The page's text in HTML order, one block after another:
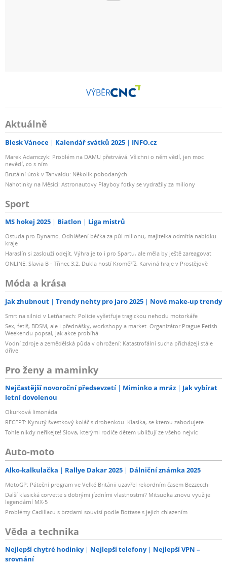
VÝBĚR
Aktuálně
Blesk Vánoce Kalendář svátků 2025 INFO.cz
Marek Adamczyk: Problém na DAMU přetrvává. Všichni o něm vědí, jen moc
nevědí, co s ním
Brutální útok v Tanvaldu: Několik pobodaných
Nahotinky na Měsíci: Astronautovy Playboy fotky se vydražily za miliony
Sport
MS hokej 2025 Biatlon Liga mistrů
Ostuda pro Dynamo. Odhlášení béčka za půl milionu, majitelka odmítla nabídku
kraje
Haraslín si zaslouží odejít. Výhra je to i pro Spartu, ale měla by ještě zareagovat
ONLINE: Slavia B - Třinec 3:2. Dukla hostí Kroměříž, Karviná hraje v Prostějově
Móda a krása
Jak zhubnout Trendy nehty pro jaro 2025 Nové make-up trendy
Smrt na silnici v Letňanech: Policie vyšetřuje tragickou nehodu motorkáře
Sex, fetiš, BDSM, ale i přednášky, workshopy a market. Organizátor Prague Fetish
Weekendu popsal, jak akce probíhá
Vodní zdroje a zemědělská půda v ohrožení: Katastrofální sucha přicházejí stále
dříve
Pro ženy a maminky
Nejčastější novoroční předsevzetí Miminko a mráz
Jak vybírat
letní dovolenou
Okurková limonáda
RECEPT: Kynutý švestkový koláč s drobenkou. Klasika, se kterou zabodujete
Tohle nikdy neříkejte! Slova, kterými rodiče dětem ubližují ze všeho nejvíc
Auto-moto
Alko-kalkulačka Rallye Dakar 2025 Dálniční známka 2025
MotoGP: Páteční program ve Velké Británii uzavřel rekordním časem Bezzecchi
Další klasická corvette s dobrými jízdními vlastnostmi? Mitsuoka znovu využije
legendární MX-5
Problémy Cadillacu s brzdami souvisí podle Bottase s jejich chlazením
Věda a technika
Nejlepší chytré hodinky Nejlepší telefony
Nejlepší VPN –
srovnání